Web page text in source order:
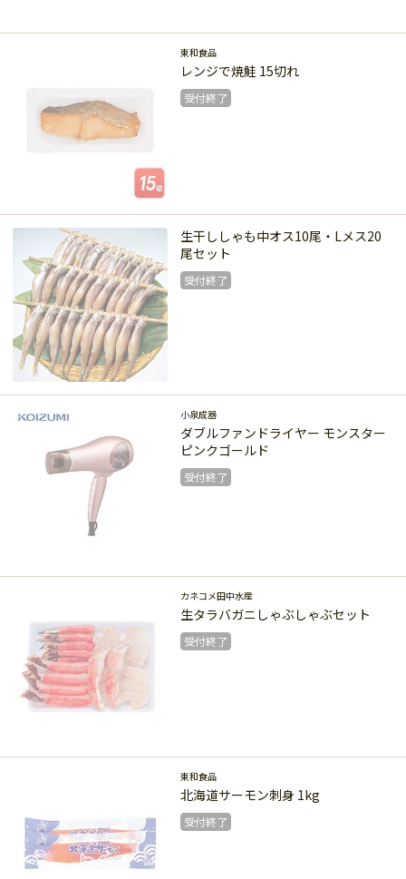
受付終了
東和食品
レンジで焼鮭 15切れ
受付終了
受付終了
生干ししゃも中オス10尾・Lメス20
尾セット
受付終了
受付終了
小泉成器
ダブルファンドライヤー モンスター
ピンクゴールド
受付終了
受付終了
カネコメ田中水産
生タラバガニしゃぶしゃぶセット
受付終了
受付終了
東和食品
北海道サーモン刺身 1kg
受付終了